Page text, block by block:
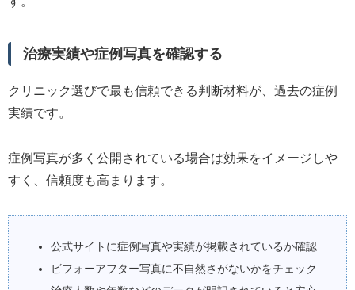
治療実績や症例写真を確認する
クリニック選びで最も信頼できる判断材料が、過去の症例
実績です。
症例写真が多く公開されている場合は効果をイメージしや
すく、信頼度も高まります。
公式サイトに症例写真や実績が掲載されているか確認
ビフォーアフター写真に不自然さがないかをチェック